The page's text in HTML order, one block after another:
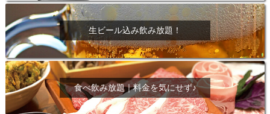
生ビール込み飲み放題！
食べ飲み放題｜料金を気にせず♪